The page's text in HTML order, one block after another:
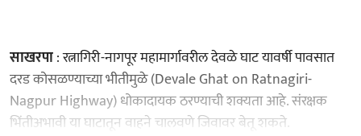
साखरपा: रत्नागिरी-नागपूर महामार्गावरील देवळे घाट यावर्षी पावसात
दरड कोसळण्याच्या भीतीमुळे (Devale Ghat on Ratnagiri-
Nagpur Highway) धोकादायक ठरण्याची शक्यता आहे. संरक्षक
भिंतीअभावी या घाटातून वाहने चालवणे जिवावर बेतू शकते.